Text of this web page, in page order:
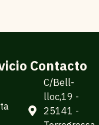
Contacto
C/Bell-
lloc,19 -
25141 -